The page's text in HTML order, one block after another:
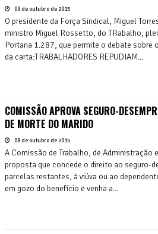
09 de outubro de 2015
O presidente da Força Sindical, Miguel
ministro Miguel Rossetto, do TRabalho,
Portaria 1.287, que permite o debate sobre
da carta:TRABALHADORES REPUDIAM...
COMISSÃO APROVA SEGURO-
DE MORTE DO MARIDO
08 de outubro de 2015
A Comissão de Trabalho, de Administração
proposta que concede o direito ao seguro-
parcelas restantes, à viúva ou ao
em gozo do benefício e venha a...